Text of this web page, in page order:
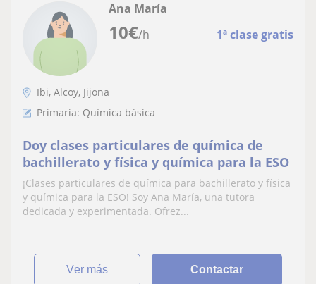
10€/h 1ª clase gratis
Ana María
Ibi, Alcoy, Jijona
Primaria: Química básica
Doy clases particulares de química de
bachillerato y física y química para la ESO
¡Clases particulares de química para bachillerato y física
y química para la ESO! Soy Ana María, una tutora
dedicada y experimentada. Ofrez...
ver más Contactar